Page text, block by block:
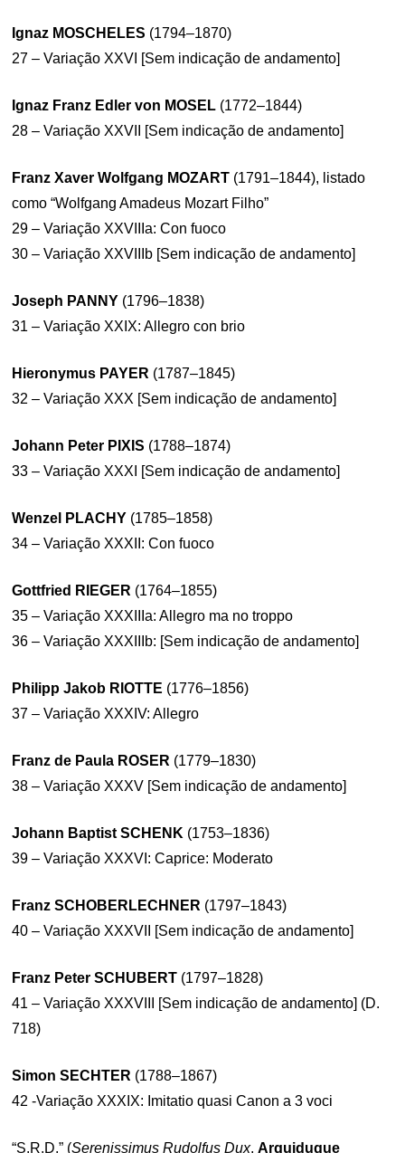
Ignaz MOSCHELES (1794–1870)
27 – Variação XXVI [Sem indicação de andamento]
Ignaz Franz Edler von MOSEL (1772–1844)
28 – Variação XXVII [Sem indicação de andamento]
Franz Xaver Wolfgang MOZART (1791–1844), listado
como “Wolfgang Amadeus Mozart Filho”
29 – Variação XXVIIIa: Con fuoco
30 – Variação XXVIIIb [Sem indicação de andamento]
Joseph PANNY (1796–1838)
31 – Variação XXIX: Allegro con brio
Hieronymus PAYER (1787–1845)
32 – Variação XXX [Sem indicação de andamento]
Johann Peter PIXIS (1788–1874)
33 – Variação XXXI [Sem indicação de andamento]
Wenzel PLACHY (1785–1858)
34 – Variação XXXII: Con fuoco
Gottfried RIEGER (1764–1855)
35 – Variação XXXIIIa: Allegro ma no troppo
36 – Variação XXXIIIb: [Sem indicação de andamento]
Philipp Jakob RIOTTE (1776–1856)
37 – Variação XXXIV: Allegro
Franz de Paula ROSER (1779–1830)
38 – Variação XXXV [Sem indicação de andamento]
Johann Baptist SCHENK (1753–1836)
39 – Variação XXXVI: Caprice: Moderato
Franz SCHOBERLECHNER (1797–1843)
40 – Variação XXXVII [Sem indicação de andamento]
Franz Peter SCHUBERT (1797–1828)
41 – Variação XXXVIII [Sem indicação de andamento] (D.
718)
Simon SECHTER (1788–1867)
42 -Variação XXXIX: Imitatio quasi Canon a 3 voci
“S.R.D.” (Serenissimus Rudolfus Dux,Arquiduque